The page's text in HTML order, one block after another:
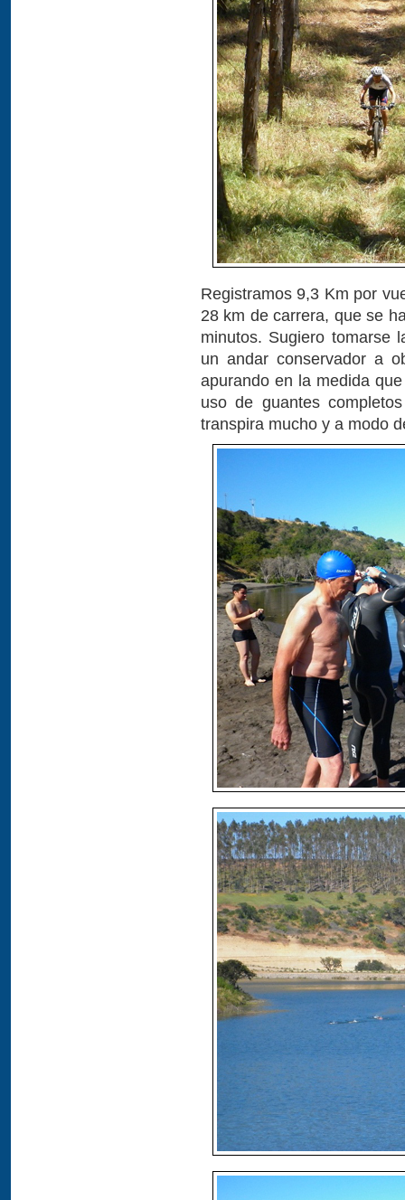
Registramos 9,3 Km por
28 km de carrera, que se
minutos. Sugiero tomarse
un andar conservador a
apurando en la medida
uso de guantes
transpira mucho y a modo